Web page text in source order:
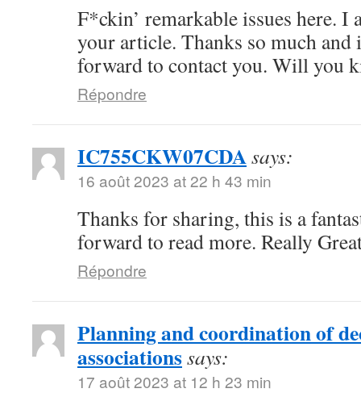
F*ckin’ remarkable issues here. I
your article. Thanks so much and
forward to contact you. Will you
Répondre
IC755CKW07CDAsays:
16 août 2023 at 22 h 43 min
Thanks for sharing, this is a
forward to read more. Really
Répondre
Planning and coordination of
associationssays:
17 août 2023 at 12 h 23 min